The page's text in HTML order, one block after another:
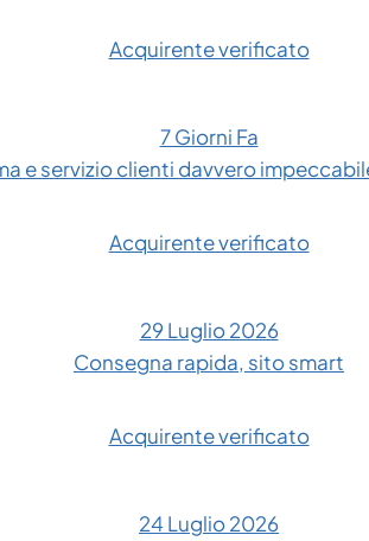
Acquirente verificato
7 Giorni Fa
e servizio clienti davvero
Acquirente verificato
29 Luglio 2026
Consegna rapida, sito smart
Acquirente verificato
24 Luglio 2026